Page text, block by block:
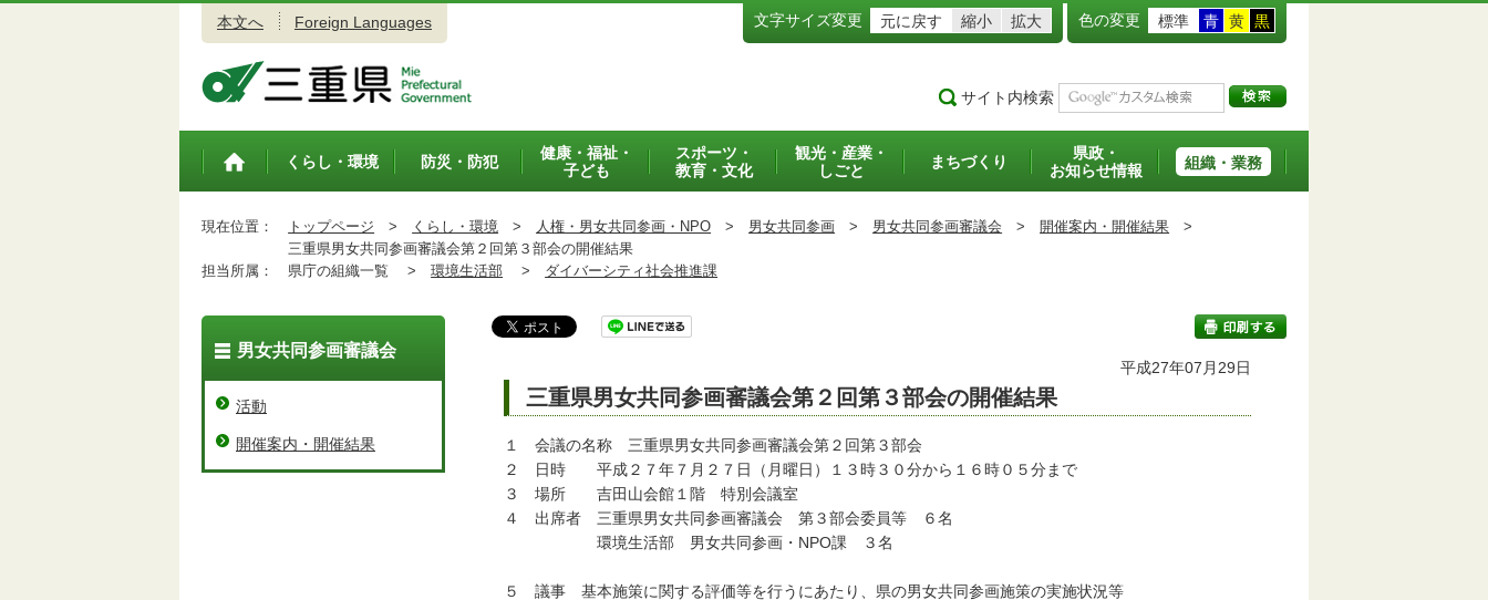
本文へ Foreign Languages 文字サイズ変更 元に戻す 縮小 拡大 色の変更 標準 青 黄 黒
サイト内検索
トップペ
くらし・環境 防災・防犯
健康・福祉・
子ども
スポーツ・
教育・文化
観光・産業・
しごと
まちづくり
県政・
お知らせ情報
組織・業務
現在位置： トップページ > くらし・環境 > 人権・男女共同参画・NPO > 男女共同参画 > 男女共同参画審議会 > 開催案内・開催結果 >
三重県男女共同参画審議会第２回第３部会の開催結果
担当所属：
県庁の組織一覧 > 環境生活部 > ダイバーシティ社会推進課
印刷する
平成27年07月29日
三重県男女共同参画審議会第２回第３部会の開催結果
１ 会議の名称 三重県男女共同参画審議会第２回第３部会
２ 日時 平成２７年７月２７日（月曜日）１３時３０分から１６時０５分まで
３ 場所 吉田山会館１階 特別会議室
４ 出席者 三重県男女共同参画審議会 第３部会委員等 ６名
環境生活部 男女共同参画・NPO課 ３名
５ 議事 基本施策に関する評価等を行うにあたり、県の男女共同参画施策の実施状況等
男女共同参画審議会
活動
開催案内・開催結果